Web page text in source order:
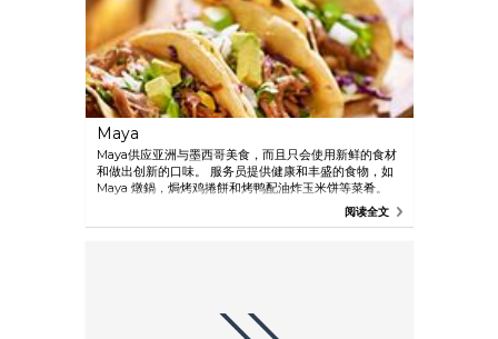
Maya
Maya供应亚洲与墨西哥美食，而且只会使用新鲜的食材
和做出创新的口味。 服务员提供健康和丰盛的食物，如
Maya 燉鍋，焗烤鸡捲餅和烤鸭配油炸玉米饼等菜肴。
阅读全文